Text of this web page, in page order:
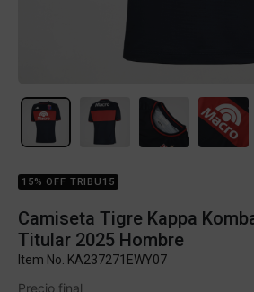
15% OFF TRIBU15
Camiseta Tigre Kappa
Titular 2025 Hombre
Item No. KA237271EWY07
Precio final